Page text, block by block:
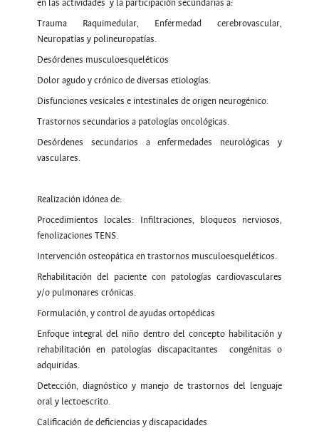
en las actividades y la participación secundarias a:
Trauma Raquimedular, Enfermedad cerebrovascular,
Neuropatías y polineuropatías.
Desórdenes musculoesqueléticos
Dolor agudo y crónico de diversas etiologías.
Disfunciones vesicales e intestinales de origen neurogénico.
Trastornos secundarios a patologías oncológicas.
Desórdenes secundarios a enfermedades neurológicas y
vasculares.
Realización idónea de:
Procedimientos locales: Infiltraciones, bloqueos nerviosos,
fenolizaciones TENS.
Intervención osteopática en trastornos musculoesqueléticos.
Rehabilitación del paciente con patologías cardiovasculares
y/o pulmonares crónicas.
Formulación, y control de ayudas ortopédicas
Enfoque integral del niño dentro del concepto habilitación y
rehabilitación en patologías discapacitantes congénitas o
adquiridas.
Detección, diagnóstico y manejo de trastornos del lenguaje
oral y lectoescrito.
Calificación de deficiencias y discapacidades